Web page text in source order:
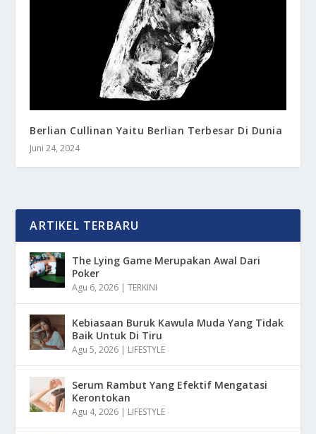
Berlian Cullinan Yaitu Berlian Terbesar Di Dunia
Juni 24, 2024
ARTIKEL TERBARU
The Lying Game Merupakan Awal Dari
Poker
Agu 6, 2026 |TERKINI
Kebiasaan Buruk Kawula Muda Yang Tidak
Baik Untuk Di Tiru
Agu 5, 2026 | LIFESTYLE
Serum Rambut Yang Efektif Mengatasi
Kerontokan
Agu 4, 2026 | LIFESTYLE